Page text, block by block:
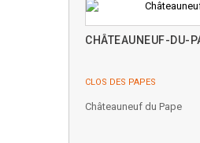
CHÂTEAUNEUF-DU-
CLOS DES PAPES
Châteauneuf du Pape